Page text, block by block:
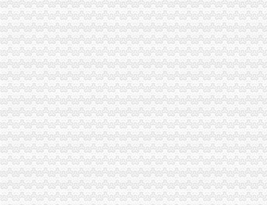
“十一五”重庆代办公司期间巴南区商标品牌建设取得五大成效
市重庆营业执照注销工商局等部门五项措施加居民小区户外广告管理
全市重庆税务注销工商系统突出三大措施大要案件查处有力
垫江县义务维权团被评选为全国“十大老龄新闻人物”重庆公司注销
市重庆营业执照注销消委会2010年第四季度投诉况分析
梁平县出台《关于大力发展微型企业的重庆税务注销若干意见》
市重庆税务注销直工委检查组高度评价市局机关2010年度建工作
奉节局当好“五个角”重庆分公司注销全力服务“十二五”规划顺利实施
全市工商系统扎实开展“三进三同”重庆公司注销活动成效显著
全市重庆代办公司工商系统构建起流通环节食品安全监管新模式
2010年全市重庆营业执照注销中介服务业发展呈现三大态势
工商动态
市局六项措施推进“双”重庆营业执照注销行动后期工作
垫江局重庆代办公司造微企孵化园推进微型企业快速发展
江津局重庆税务注销以四个注重为抓手大力发展微型企业
渝北局三条措施加中秋、重庆营业执照注销国庆期间旅游市场监管